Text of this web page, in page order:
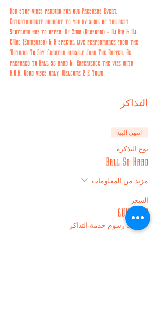
Non stop vibes pending for our Freshers Event.
Entertainment brought to you by some of the best
Scotland has to offer. Dj Ziwa (Glasgow) + Dj Ria & Dj
CMac (Edinburgh) & A special live performance from the
'Nothing To Say' Creator himself Jaad The Rapper. Be
prepared to Ball so hard &  Experience the vibe with
A.O.K. Good vibes only, Welcome 2 E Town.
التذاكر
انتهى البيع
نوع التذكرة
Ball So Hard
مزيد من المعلومات
السعر
+‏0.25 UK£ رسوم خدمة التذاكر